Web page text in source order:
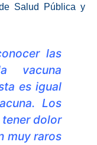
Salud Pública y
las
vacuna
es igual
Los
dolor
muy raros